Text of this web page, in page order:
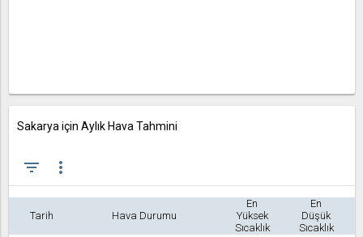
Sakarya için Aylık Hava Tahmini
filter_list more_vert
Tarih Hava Durumu
En
Yüksek
Sıcaklık
En
Düşük
Sıcaklık